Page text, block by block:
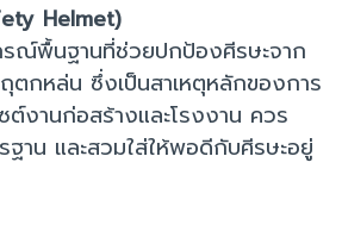
Helmet)
ณ์พื้นฐานที่ช่วยปกป้องศีรษะจาก
ตกหล่น ซึ่งเป็นสาเหตุหลักของการ
ต์งานก่อสร้างและโรงงาน ควร
ฐาน และสวมใส่ให้พอดีกับศีรษะอยู่